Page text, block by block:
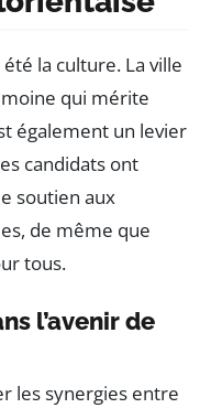
la culture. La ville
qui mérite
également un levier
candidats ont
soutien aux
de même que
tous.
l’avenir de
les synergies entre